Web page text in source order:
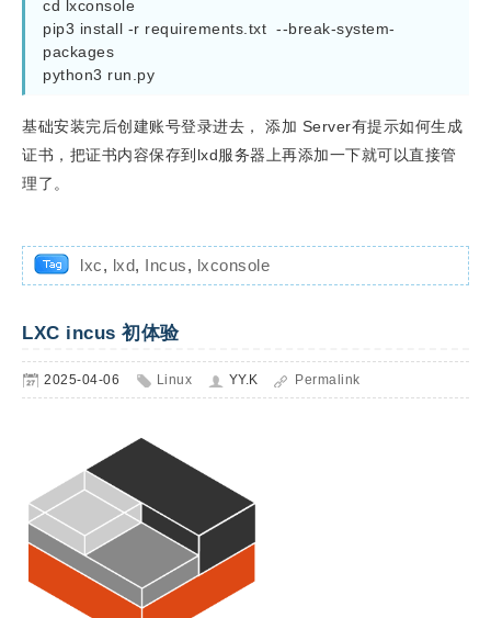
cd lxconsole
pip3 install -r requirements.txt  --break-system-
packages
python3 run.py
基础安装完后创建账号登录进去， 添加 Server有提示如何生成
证书，把证书内容保存到lxd服务器上再添加一下就可以直接管
理了。
lxc, lxd, Incus, lxconsole
LXC incus 初体验
2025-04-06 Linux YY.K Permalink